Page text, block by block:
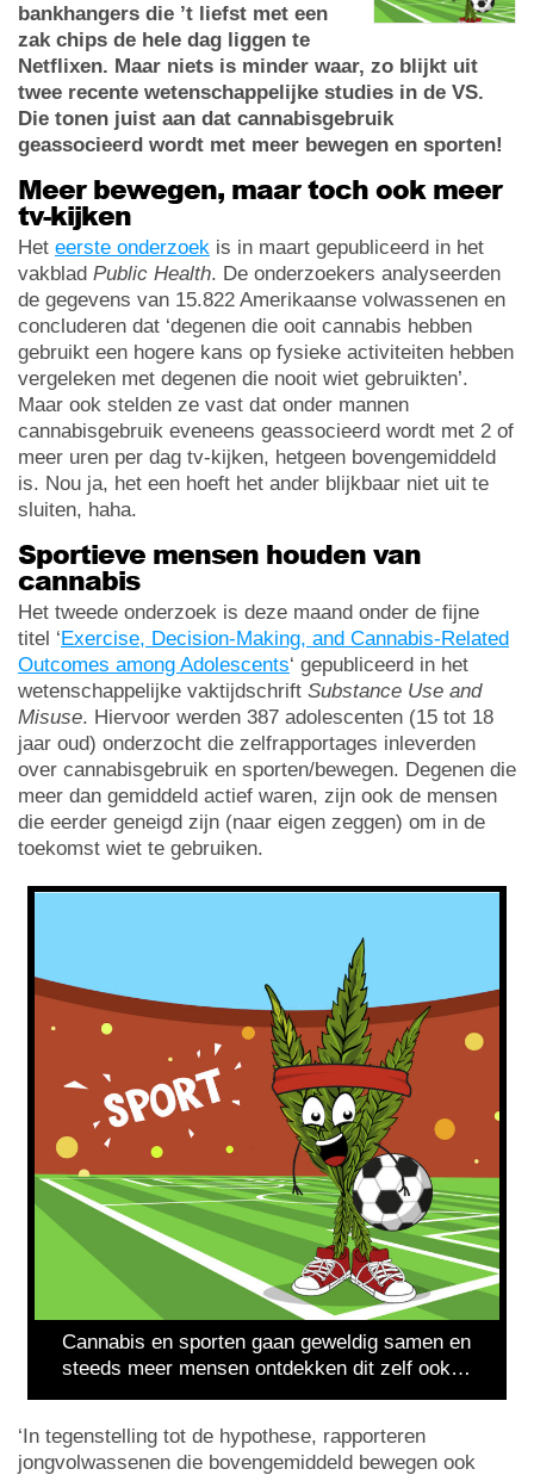
bankhangers die ’t liefst met een
zak chips de hele dag liggen te
Netflixen. Maar niets is minder waar, zo blijkt uit
twee recente wetenschappelijke studies in de VS.
Die tonen juist aan dat cannabisgebruik
geassocieerd wordt met meer bewegen en sporten!
Meer bewegen, maar toch ook meer
tv-kijken
Het eerste onderzoek is in maart gepubliceerd in het
vakblad Public Health. De onderzoekers analyseerden
de gegevens van 15.822 Amerikaanse volwassenen en
concluderen dat ‘degenen die ooit cannabis hebben
gebruikt een hogere kans op fysieke activiteiten hebben
vergeleken met degenen die nooit wiet gebruikten’.
Maar ook stelden ze vast dat onder mannen
cannabisgebruik eveneens geassocieerd wordt met 2 of
meer uren per dag tv-kijken, hetgeen bovengemiddeld
is. Nou ja, het een hoeft het ander blijkbaar niet uit te
sluiten, haha.
Sportieve mensen houden van
cannabis
Het tweede onderzoek is deze maand onder de fijne
titel ‘Exercise, Decision-Making, and Cannabis-Related
Outcomes among Adolescents‘ gepubliceerd in het
wetenschappelijke vaktijdschrift Substance Use and
Misuse. Hiervoor werden 387 adolescenten (15 tot 18
jaar oud) onderzocht die zelfrapportages inleverden
over cannabisgebruik en sporten/bewegen. Degenen die
meer dan gemiddeld actief waren, zijn ook de mensen
die eerder geneigd zijn (naar eigen zeggen) om in de
toekomst wiet te gebruiken.
Cannabis en sporten gaan geweldig samen en
steeds meer mensen ontdekken dit zelf ook…
‘In tegenstelling tot de hypothese, rapporteren
jongvolwassenen die bovengemiddeld bewegen ook